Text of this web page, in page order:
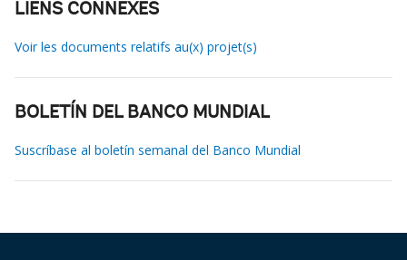
LIENS CONNEXES
Voir les documents relatifs au(x) projet(s)
BOLETÍN DEL BANCO MUNDIAL
Suscríbase al boletín semanal del Banco Mundial